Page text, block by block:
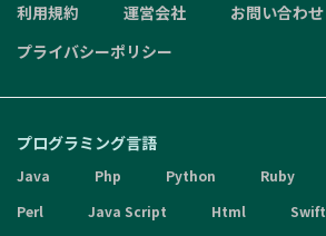
利用規約 運営会社 お問い合わせ
プライバシーポリシー
プログラミング言語
Java Php Python Ruby
Perl
Java Script Html Swift